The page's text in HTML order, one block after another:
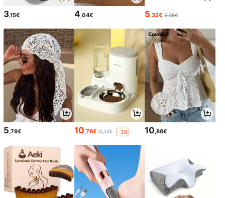
3,15€ 4,04€ 5,33€ 5,38€
5,78€ 10,78€ 11,17€ -3% 10,88€